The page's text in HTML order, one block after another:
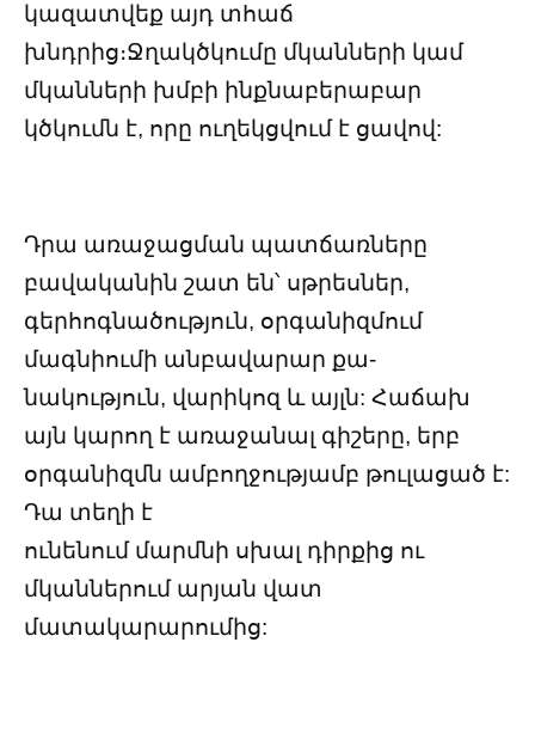
կազատվեք այդ տհաճ
խնդրից։Ջղակծկումը մկանների կամ
մկանների խմբի ինքնաբերաբար
կծկումն է, որը ուղեկցվում է ցավով:
Դրա առաջացման պատճառները
բավականին շատ են՝ սթրեսներ,
գերհոգնածություն, օրգանիզմում
մագնիումի անբավարար քա-
նակություն, վարիկոզ և այլն: Հաճախ
այն կարող է առաջանալ գիշերը, երբ
օրգանիզմն ամբողջությամբ թուլացած է:
Դա տեղի է
ունենում մարմնի սխալ դիրքից ու
մկաններում արյան վատ
մատակարարումից: